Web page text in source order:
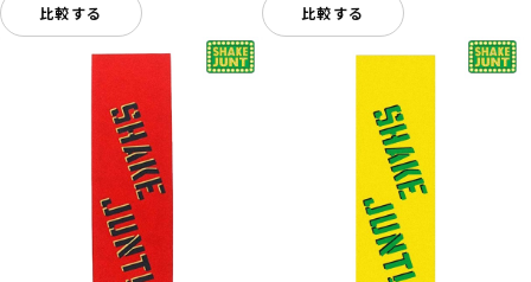
比較する 比較する